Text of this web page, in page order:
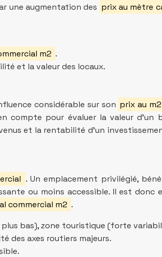
une augmentation des prix au mètre
m2 .
et la valeur des locaux.
considérable sur son prix au
compte pour évaluer la valeur d’un
et la rentabilité d’un
. Un emplacement privilégié,
ou moins accessible. Il est donc
commercial m2 .
bas), zone touristique (forte
des axes routiers majeurs.